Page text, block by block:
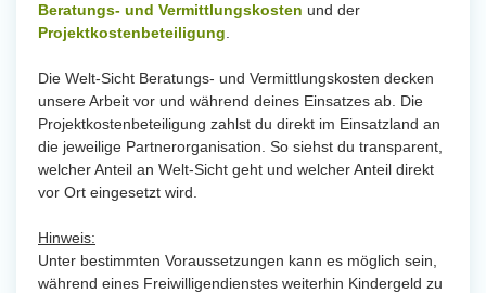
Beratungs- und Vermittlungskosten und der
Projektkostenbeteiligung
Die Welt-Sicht Beratungs- und Vermittlungskosten decken
unsere Arbeit vor und während deines Einsatzes ab. Die
Projektkostenbeteiligung zahlst du direkt im Einsatzland an
die jeweilige Partnerorganisation. So siehst du transparent,
welcher Anteil an Welt-Sicht geht und welcher Anteil direkt
vor Ort eingesetzt wird.
Hinweis:
Unter bestimmten Voraussetzungen kann es möglich sein,
während eines Freiwilligendienstes weiterhin Kindergeld zu